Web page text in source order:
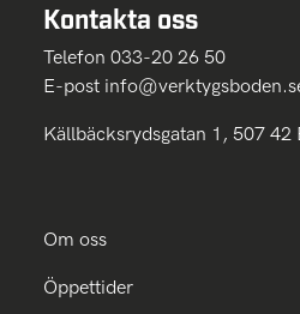
Kontakta oss
Telefon 033-20 26 50
E-post
Källbäcksrydsgatan 1, 507 42
Om oss
Öppettider